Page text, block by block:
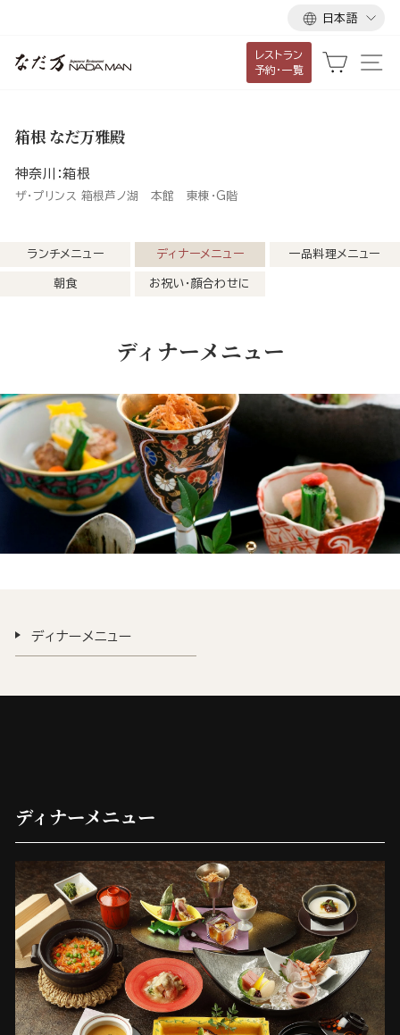
言
語
日本語
レストラン
予約・一覧
カート
箱根 なだ万雅殿
神奈川：箱根
ザ・プリンス 箱根芦ノ湖 本館 東棟・G階
ランチメニュー ディナーメニュー 一品料理メニュー
朝食 お祝い・顔合わせに
ディナーメニュー
ディナーメニュー
ディナーメニュー